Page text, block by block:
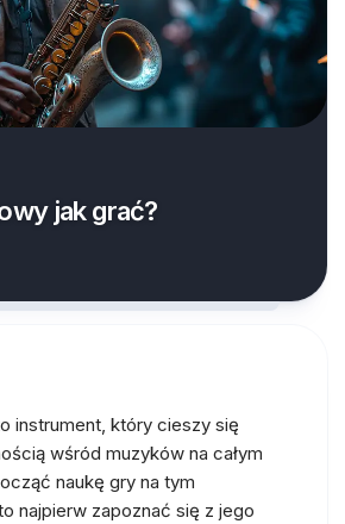
jak grać?
instrument, który cieszy się
wśród muzyków na całym
naukę gry na tym
najpierw zapoznać się z jego